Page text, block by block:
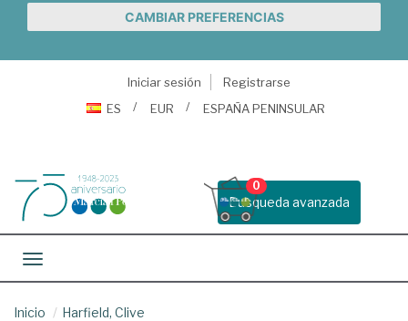
CAMBIAR PREFERENCIAS
Iniciar sesión
Registrarse
ES
EUR ESPAÑA PENINSULAR
Busqueda avanzada
0
Toggle navigation
Inicio Harfield, Clive